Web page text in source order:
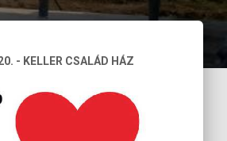
- KELLER CSALÁD HÁZ